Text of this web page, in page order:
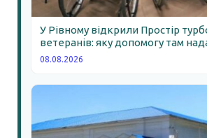
У Рівному відкрили Простір
ветеранів: яку допомогу там
08.08.2026